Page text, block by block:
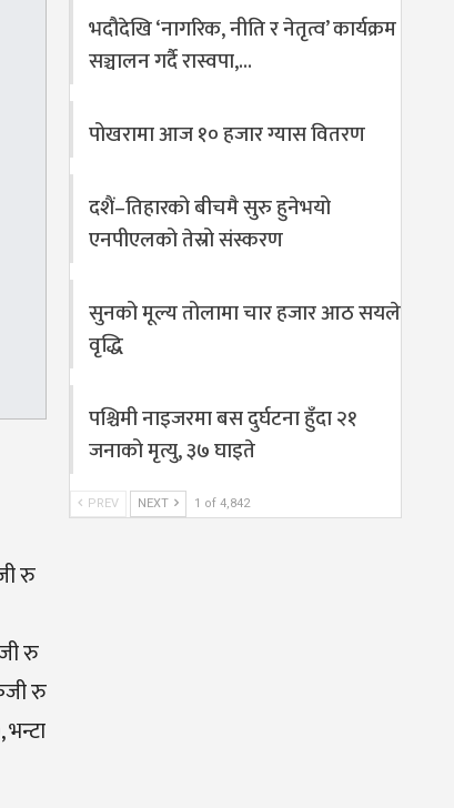
रु
रु
रु
भदौदेखि ‘नागरिक, नीति र नेतृत्व’ कार्यक्रम
सञ्चालन गर्दै रास्वपा,…
पोखरामा आज १० हजार ग्यास वितरण
दशैं–तिहारको बीचमै सुरु हुनेभयो
एनपीएलको तेस्रो संस्करण
सुनको मूल्य तोलामा चार हजार आठ सयले
वृद्धि
पश्चिमी नाइजरमा बस दुर्घटना हुँदा २१
जनाको मृत्यु, ३७ घाइते
PREV NEXT 1 of 4,842